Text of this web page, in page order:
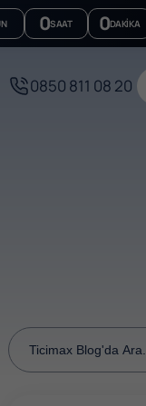
0SAAT 0DAKIKA
0850 811 08 20